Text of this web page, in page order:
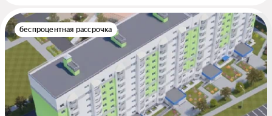
беспроцентная рассрочка